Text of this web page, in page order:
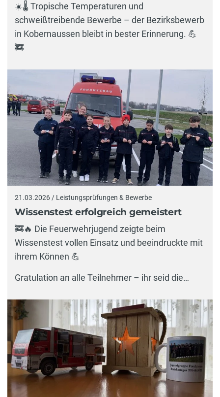
☀️🌡️ Tropische Temperaturen und
schweißtreibende Bewerbe – der Bezirksbewerb
in Kobernaussen bleibt in bester Erinnerung. 💪
🚒
21.03.2026 / Leistungsprüfungen & Bewerbe
Wissenstest erfolgreich gemeistert
🚒🔥 Die Feuerwehrjugend zeigte beim
Wissenstest vollen Einsatz und beeindruckte mit
ihrem Können 💪
Gratulation an alle Teilnehmer – ihr seid die…